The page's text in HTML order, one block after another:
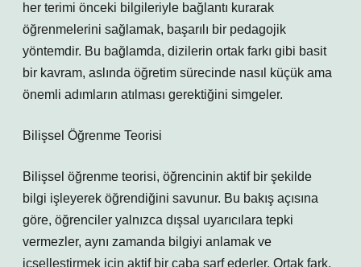
her terimi önceki bilgileriyle bağlantı kurarak
öğrenmelerini sağlamak, başarılı bir pedagojik
yöntemdir. Bu bağlamda, dizilerin ortak farkı gibi basit
bir kavram, aslında öğretim sürecinde nasıl küçük ama
önemli adımların atılması gerektiğini simgeler.
Bilişsel Öğrenme Teorisi
Bilişsel öğrenme teorisi, öğrencinin aktif bir şekilde
bilgi işleyerek öğrendiğini savunur. Bu bakış açısına
göre, öğrenciler yalnızca dışsal uyarıcılara tepki
vermezler, aynı zamanda bilgiyi anlamak ve
içselleştirmek için aktif bir çaba sarf ederler. Ortak fark,